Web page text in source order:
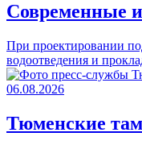
Современные
При проектировании
водоотведения и
06.08.2026
Тюменские